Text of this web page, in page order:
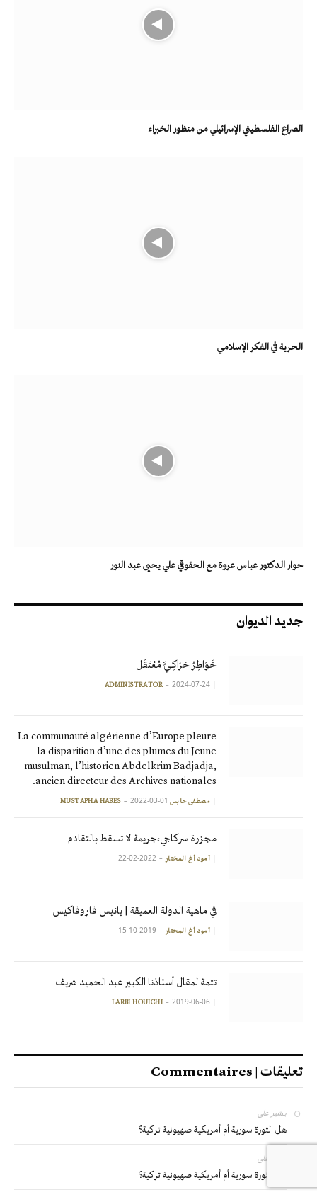
الصراع الفلسطيني الإسرائيلي من منظور الخبراء
الحرية في الفكر الإسلامي
حوار الدكتور عباس عروة مع الحقوقي علي يحيى عبد النور
جديد الديوان
خَوَاطِرُ حَرَاكِـيٍّ مُعْتَقَل
|
ADMINISTRATOR 2024-07-24
La communauté algérienne d’Europe pleure
la disparition d’une des plumes du Jeune
musulman, l’historien Abdelkrim Badjadja,
ancien directeur des Archives nationales.
| مصطفى حابس MUSTAPHA HABES 2022-03-01
مجزرة سركاجي،جريمة لا تسقط بالتقادم
| آمود أغ المختار 2022-02-22
في ماهية الدولة العميقة | يانيس فاروفاكيس
| آمود أغ المختار 2019-10-15
تتمة لمقال أستاذنا الكبير عبد الحميد شريف
|
LARBI HOUICHI 2019-06-06
تعليقات | Commentaires
بشير على
هل الثورة سورية أم أمريكية صهيونية تركية؟
على
هل الثورة سورية أم أمريكية صهيونية تركية؟